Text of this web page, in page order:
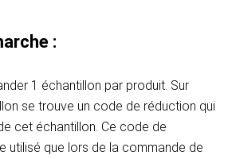
:
1 échantillon par produit. Sur
se trouve un code de réduction qui
cet échantillon. Ce code de
utilisé que lors de la commande de